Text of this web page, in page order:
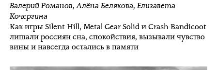
Валерий Романов,Алёна Белякова,Елизавета
Кочергина
Как игры Silent Hill, Metal Gear Solid и Crash Bandicoot
лишали россиян сна, спокойствия, вызывали чувство
вины и навсегда остались в памяти